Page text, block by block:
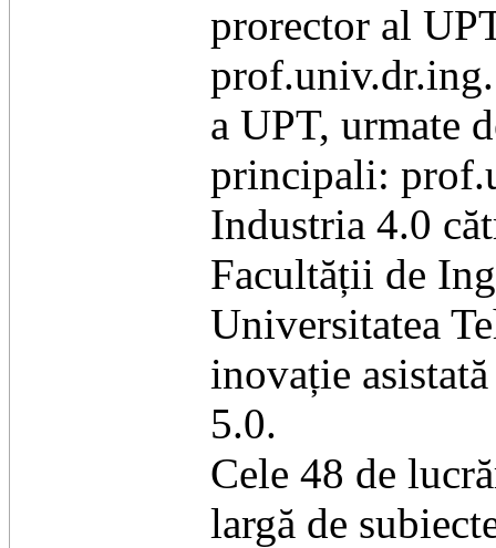
prorector al
a UPT, urmate
principali:
Industria 4.0
Facultății de
Universitatea
inovație
5.0.
Cele 48 de
largă de